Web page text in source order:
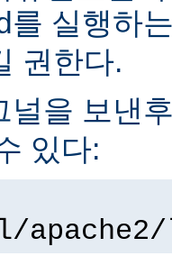
를 실행하
권한다.
널을 보낸
있다: